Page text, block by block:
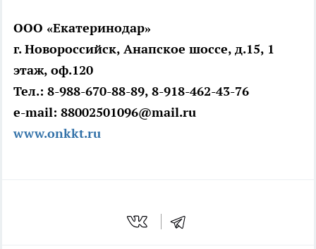
ООО «Екатеринодар»
г. Новороссийск, Анапское шоссе, д.15, 1
этаж, оф.120
Тел.: 8-988-670-88-89, 8-918-462-43-76
e-mail: 88002501096@mail.ru
www.onkkt.ru